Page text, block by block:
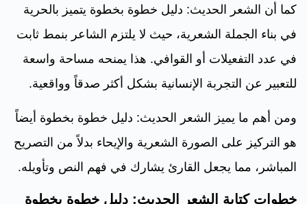
كما أن الشعر الحديث: دليل خطوة بخطوة يتميز بالحرية
في بناء الجملة الشعرية، حيث لا يلتزم الشاعر بنمط ثابت
في عدد التفعيلات أو القوافي. هذا يمنحه مساحة واسعة
للتعبير عن التجربة الإنسانية بشكل أكثر صدقاً وواقعية.
ومن أهم ما يميز الشعر الحديث: دليل خطوة بخطوة أيضاً
هو التركيز على الصورة الشعرية والإيحاء بدلاً من التصريح
المباشر، مما يجعل القارئ يشارك في فهم النص وتأويله.
خطوات كتابة الشعر الحديث: دليل خطوة بخطوة